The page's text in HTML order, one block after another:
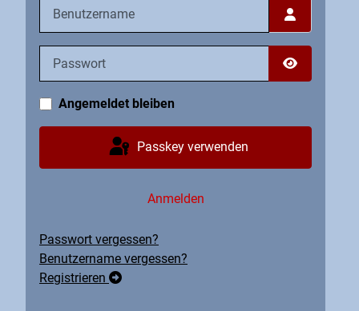
Passwort
Angemeldet bleiben
Passkey verwenden
Anmelden
Passwort vergessen?
Benutzername vergessen?
Registrieren